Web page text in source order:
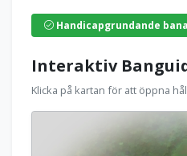
Handicapgrundande bana
Interaktiv
Klicka på kartan för att öppna